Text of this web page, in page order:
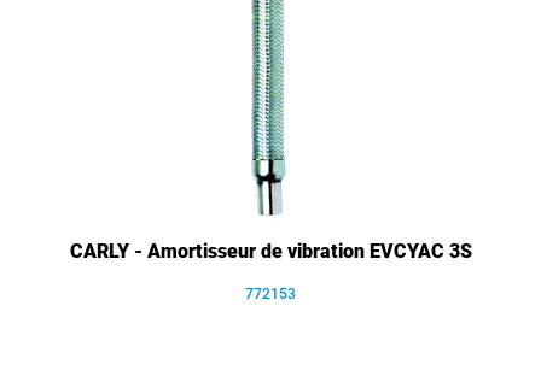
CARLY - Amortisseur de vibration EVCYAC 3S
772153